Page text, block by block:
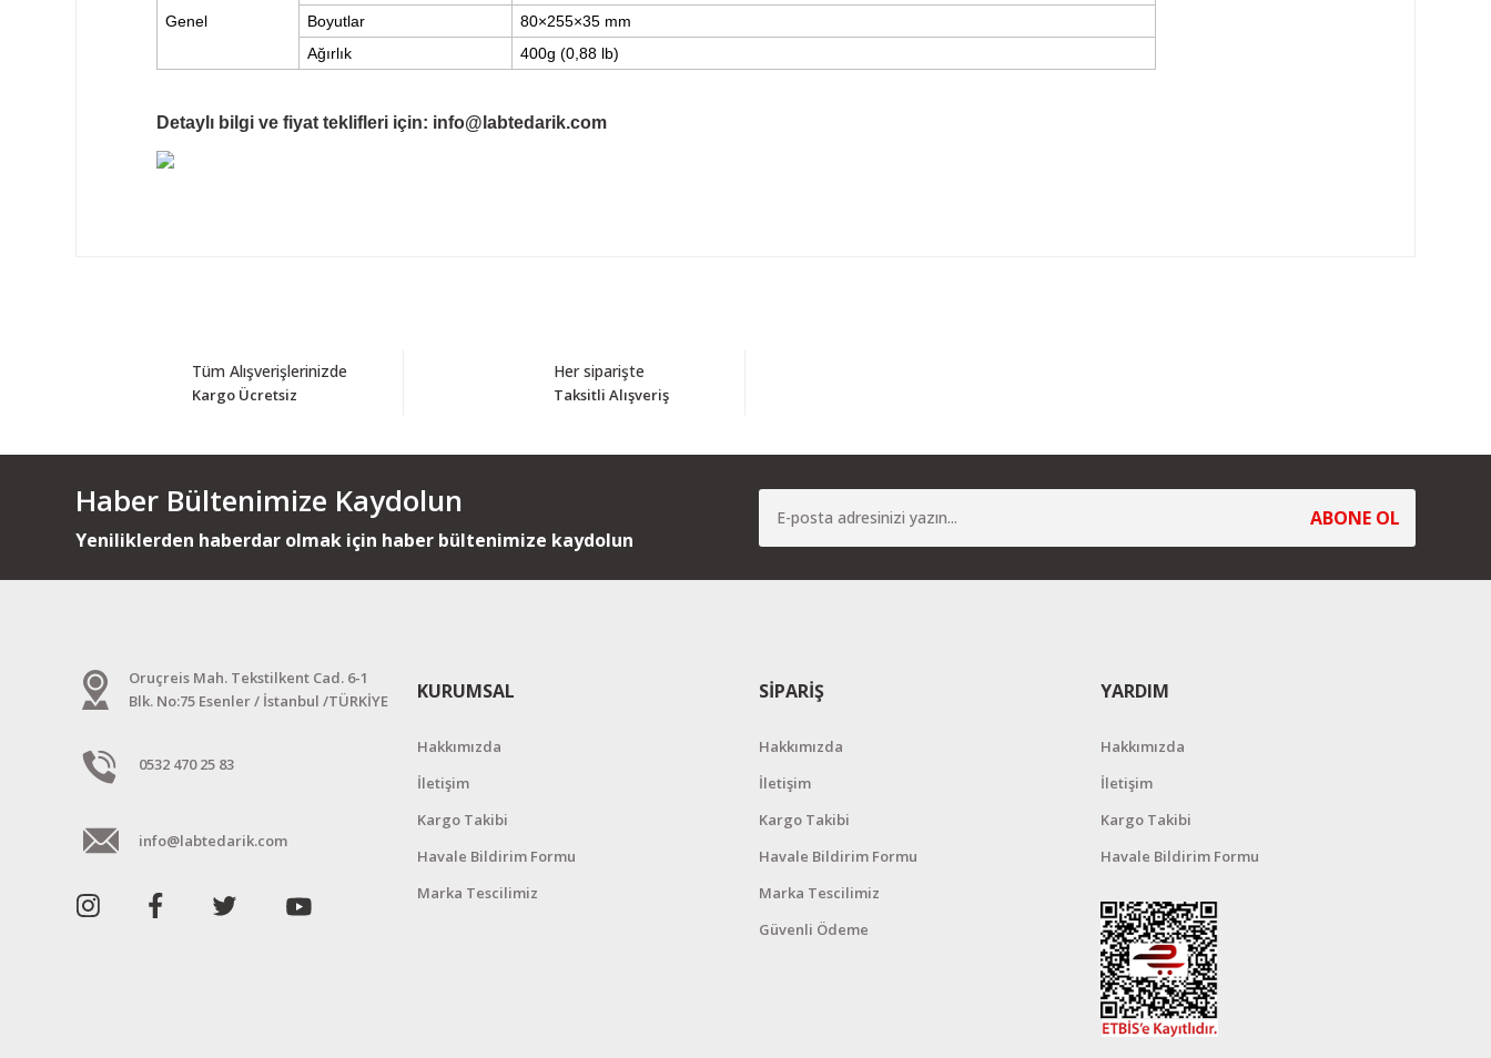
Genel
Boyutlar
80×255×35 mm
Ağırlık
400g (0,88 lb)
Detaylı bilgi ve fiyat teklifleri için: info@labtedarik.com
Tüm Alışverişlerinizde
Kargo Ücretsiz
Her siparişte
Taksitli Alışveriş
Haber Bültenimize Kaydolun
Yeniliklerden haberdar olmak için haber bültenimize kaydolun
ABONE OL
Oruçreis Mah. Tekstilkent Cad. 6-1
Blk. No:75 Esenler / İstanbul /TÜRKİYE
0532 470 25 83
info@labtedarik.com
KURUMSAL
Hakkımızda
İletişim
Kargo Takibi
Havale Bildirim Formu
Marka Tescilimiz
SİPARİŞ
Hakkımızda
İletişim
Kargo Takibi
Havale Bildirim Formu
Marka Tescilimiz
Güvenli Ödeme
YARDIM
Hakkımızda
İletişim
Kargo Takibi
Havale Bildirim Formu